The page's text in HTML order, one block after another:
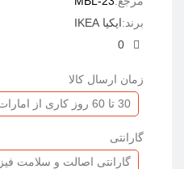
برند:ایکیا IKEA
0
زمان ارسال کالا
30 تا 60 روز کاری از امارات (قیمت قطعی)
گارانتی
گارانتی اصالت و سلامت